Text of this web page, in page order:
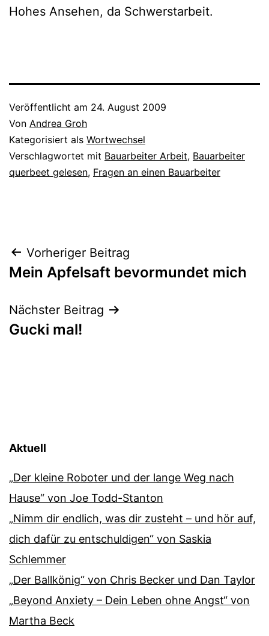
Hohes Ansehen, da Schwerstarbeit.
Veröffentlicht am 24. August 2009
Von Andrea Groh
Kategorisiert als Wortwechsel
Verschlagwortet mit Bauarbeiter Arbeit, Bauarbeiter
querbeet gelesen, Fragen an einen Bauarbeiter
Beitragsnavigation
Vorheriger Beitrag
Mein Apfelsaft bevormundet mich
Nächster Beitrag
Gucki mal!
Aktuell
„Der kleine Roboter und der lange Weg nach
Hause“ von Joe Todd-Stanton
„Nimm dir endlich, was dir zusteht – und hör auf,
dich dafür zu entschuldigen“ von Saskia
Schlemmer
„Der Ballkönig“ von Chris Becker und Dan Taylor
„Beyond Anxiety – Dein Leben ohne Angst“ von
Martha Beck